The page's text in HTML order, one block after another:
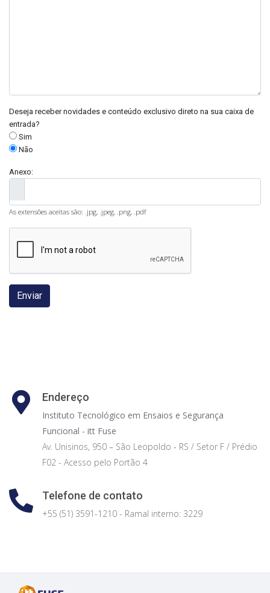
Deseja receber novidades e conteúdo exclusivo direto na sua caixa de
entrada?
Sim
Não
Anexo:
As extensões aceitas são: .jpg, .jpeg, .png, .pdf
Enviar
Endereço
Instituto Tecnológico em Ensaios e Segurança
Funcional - itt Fuse
Av. Unisinos, 950 – São Leopoldo - RS / Setor F / Prédio
F02 - Acesso pelo Portão 4
Telefone de contato
+55 (51) 3591-1210 - Ramal interno: 3229